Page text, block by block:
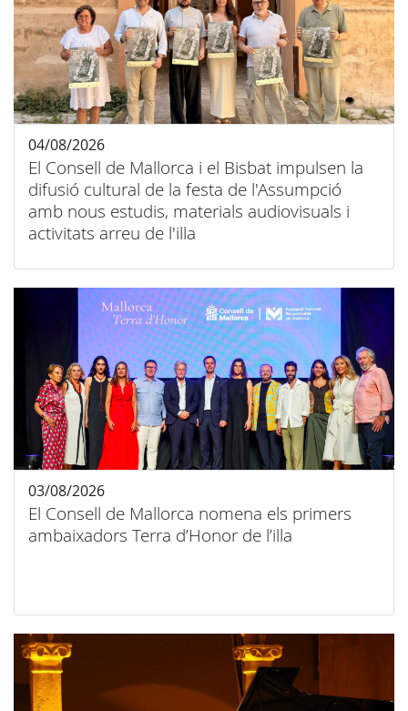
El Consell de Mallorca i el Bisbat impulsen la
difusió cultural de la festa de l'Assumpció
amb nous estudis, materials audiovisuals i
activitats arreu de l'illa
04/08/2026
El Consell de Mallorca nomena els primers
ambaixadors Terra d’Honor de l’illa
03/08/2026